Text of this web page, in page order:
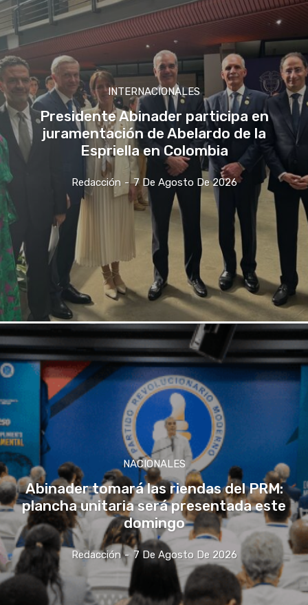
INTERNACIONALES
Presidente Abinader participa en
juramentación de Abelardo de la
Espriella en Colombia
Redacción - 7 De Agosto De 2026
NACIONALES
Abinader tomará las riendas del PRM:
plancha unitaria será presentada este
domingo
Redacción - 7 De Agosto De 2026